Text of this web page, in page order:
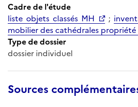
Cadre de l'étude
liste objets classés MH
;
mobilier des cathédrales
Type de dossier
dossier individuel
Sources